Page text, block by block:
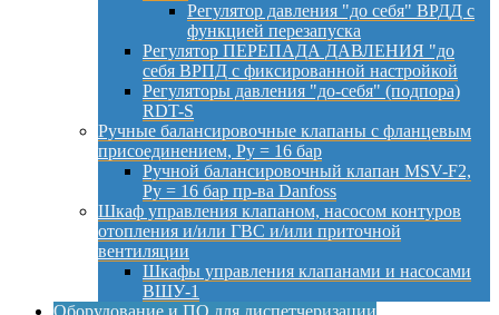
Регулятор давления "до себя" ВРДД с
функцией перезапуска
Регулятор ПЕРЕПАДА ДАВЛЕНИЯ "до
себя ВРПД с фиксированной настройкой
Регуляторы давления "до-себя" (подпора)
RDT-S
Ручные балансировочные клапаны с фланцевым
присоединением, Py = 16 бар
Ручной балансировочный клапан MSV-F2,
Py = 16 бар пр-ва Danfoss
Шкаф управления клапаном, насосом контуров
отопления и/или ГВС и/или приточной
вентиляции
Шкафы управления клапанами и насосами
ВШУ-1
Оборудование и ПО для диспетчеризации